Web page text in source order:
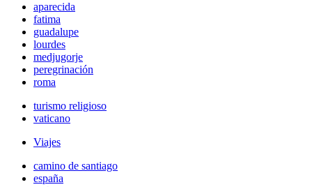
aparecida
fatima
guadalupe
lourdes
medjugorje
peregrinación
roma
turismo religioso
vaticano
Viajes
camino de santiago
españa